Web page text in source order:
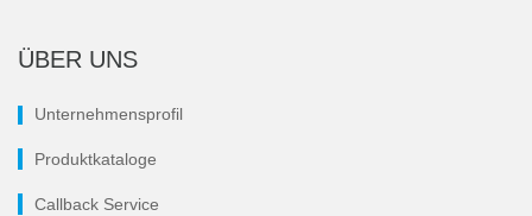
ÜBER UNS
Unternehmensprofil
Produktkataloge
Callback Service